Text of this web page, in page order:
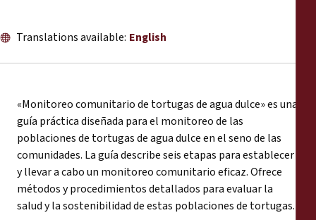
Press Room
Support Us
Publications & Resources
News
Reports
Press Releases
Translations available: English
«Monitoreo comunitario de tortugas de agua dulce» es una
guía práctica diseñada para el monitoreo de las
poblaciones de tortugas de agua dulce en el seno de las
comunidades. La guía describe seis etapas para establecer
y llevar a cabo un monitoreo comunitario eficaz. Ofrece
métodos y procedimientos detallados para evaluar la
salud y la sostenibilidad de estas poblaciones de tortugas.